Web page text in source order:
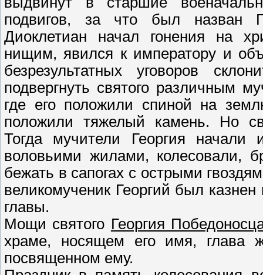
подвигов, за что был назван
Диоклетиан начал гонения на
нищим, явился к императору и
безрезультатных уговоров
подвергнуть святого различным
где его положили спиной на
положили тяжелый камень. Но
Тогда мучители Георгия
воловьими жилами, колесовали,
бежать в сапогах с острыми
великомученик Георгий был
главы.
Мощи святого Георгия
храме, носящем его имя, глава
посвященном ему.